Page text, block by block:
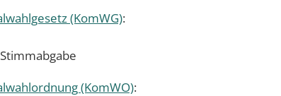
(KomWG):
(KomWO):